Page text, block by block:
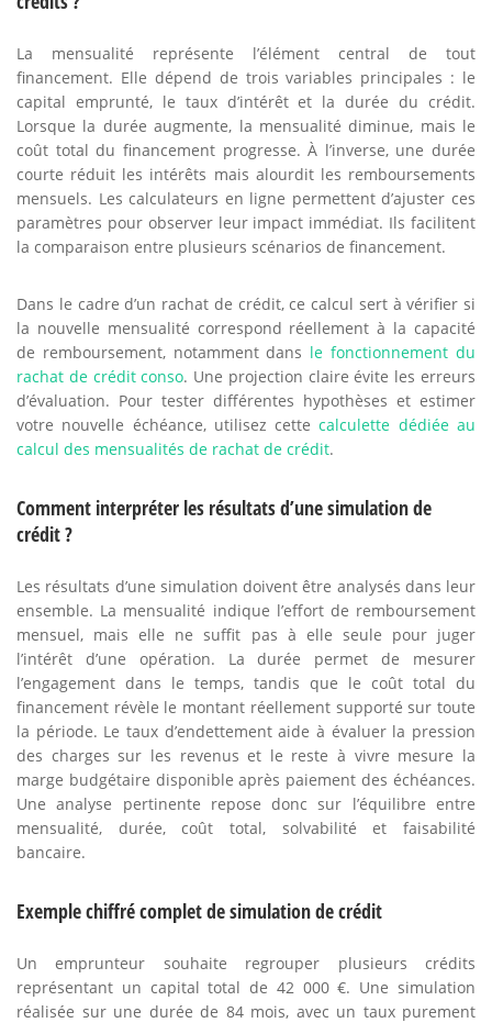
La mensualité représente l’élément central de tout
financement. Elle dépend de trois variables principales : le
capital emprunté, le taux d’intérêt et la durée du crédit.
Lorsque la durée augmente, la mensualité diminue, mais le
coût total du financement progresse. À l’inverse, une durée
courte réduit les intérêts mais alourdit les remboursements
mensuels. Les calculateurs en ligne permettent d’ajuster ces
paramètres pour observer leur impact immédiat. Ils facilitent
la comparaison entre plusieurs scénarios de financement.
Dans le cadre d’un rachat de crédit, ce calcul sert à vérifier si
la nouvelle mensualité correspond réellement à la capacité
de remboursement, notamment dans le fonctionnement du
rachat de crédit conso. Une projection claire évite les erreurs
d’évaluation. Pour tester différentes hypothèses et estimer
votre nouvelle échéance, utilisez cettecalculette dédiée au
calcul des mensualités de rachat de crédit.
Comment interpréter les résultats d’une simulation de
crédit ?
Les résultats d’une simulation doivent être analysés dans leur
ensemble. La mensualité indique l’effort de remboursement
mensuel, mais elle ne suffit pas à elle seule pour juger
l’intérêt d’une opération. La durée permet de mesurer
l’engagement dans le temps, tandis que le coût total du
financement révèle le montant réellement supporté sur toute
la période. Le taux d’endettement aide à évaluer la pression
des charges sur les revenus et le reste à vivre mesure la
marge budgétaire disponible après paiement des échéances.
Une analyse pertinente repose donc sur l’équilibre entre
mensualité, durée, coût total, solvabilité et faisabilité
bancaire.
Exemple chiffré complet de simulation de crédit
Un emprunteur souhaite regrouper plusieurs crédits
représentant un capital total de 42 000 €. Une simulation
réalisée sur une durée de 84 mois, avec un taux purement